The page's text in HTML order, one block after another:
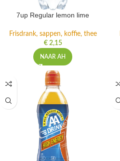
7up Regular lemon lime
Frisdrank, sappen, koffie, thee
€2,15
NAAR AH